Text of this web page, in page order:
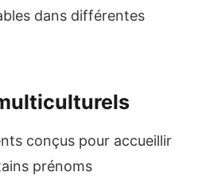
dans différentes
conçus pour accueillir
prénoms